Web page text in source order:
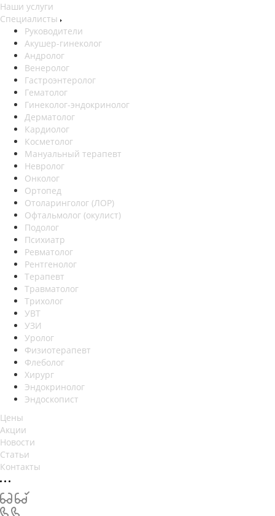
Наши услуги
Специалисты
Руководители
Акушер-гинеколог
Андролог
Венеролог
Гастроэнтеролог
Гематолог
Гинеколог-эндокринолог
Дерматолог
Кардиолог
Косметолог
Мануальный терапевт
Невролог
Онколог
Ортопед
Отоларинголог (ЛОР)
Офтальмолог (окулист)
Подолог
Психиатр
Ревматолог
Рентгенолог
Терапевт
Травматолог
Трихолог
УВТ
УЗИ
Уролог
Физиотерапевт
Флеболог
Хирург
Эндокринолог
Эндоскопист
Цены
Акции
Новости
Статьи
Контакты